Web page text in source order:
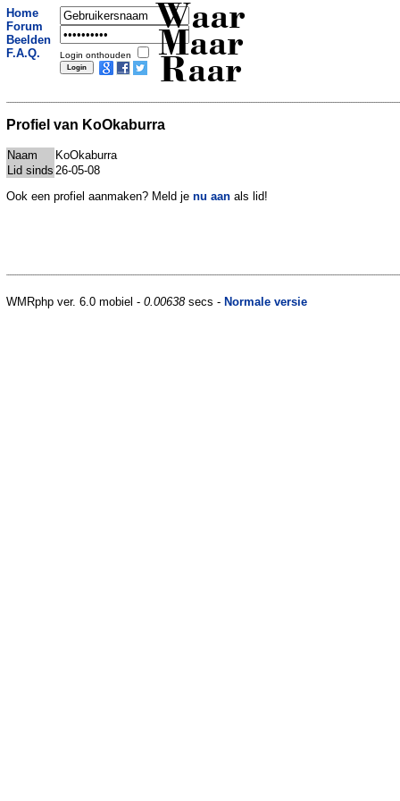
Home
Forum
Beelden
F.A.Q.
Login onthouden
Waar
Maar
Raar
Profiel van KoOkaburra
Naam
KoOkaburra
Lid sinds 26-05-08
Ook een profiel aanmaken? Meld je nu aan als lid!
WMRphp ver. 6.0 mobiel - 0.00638secs - Normale versie